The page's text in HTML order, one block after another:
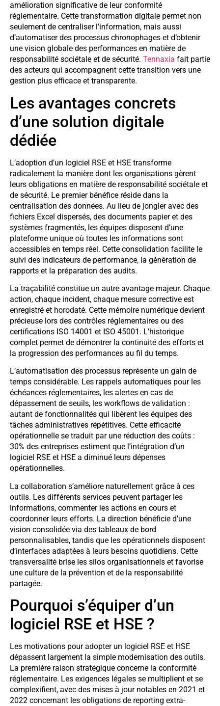
amélioration significative de leur conformité
réglementaire. Cette transformation digitale permet non
seulement de centraliser l’information, mais aussi
d’automatiser des processus chronophages et d’obtenir
une vision globale des performances en matière de
responsabilité sociétale et de sécurité. Tennaxia fait partie
des acteurs qui accompagnent cette transition vers une
gestion plus efficace et transparente.
Les avantages concrets
d’une solution digitale
dédiée
L’adoption d’un logiciel RSE et HSE transforme
radicalement la manière dont les organisations gèrent
leurs obligations en matière de responsabilité sociétale et
de sécurité. Le premier bénéfice réside dans la
centralisation des données. Au lieu de jongler avec des
fichiers Excel dispersés, des documents papier et des
systèmes fragmentés, les équipes disposent d’une
plateforme unique où toutes les informations sont
accessibles en temps réel. Cette consolidation facilite le
suivi des indicateurs de performance, la génération de
rapports et la préparation des audits.
La traçabilité constitue un autre avantage majeur. Chaque
action, chaque incident, chaque mesure corrective est
enregistré et horodaté. Cette mémoire numérique devient
précieuse lors des contrôles réglementaires ou des
certifications ISO 14001 et ISO 45001. L’historique
complet permet de démontrer la continuité des efforts et
la progression des performances au fil du temps.
L’automatisation des processus représente un gain de
temps considérable. Les rappels automatiques pour les
échéances réglementaires, les alertes en cas de
dépassement de seuils, les workflows de validation :
autant de fonctionnalités qui libèrent les équipes des
tâches administratives répétitives. Cette efficacité
opérationnelle se traduit par une réduction des coûts :
30% des entreprises estiment que l’intégration d’un
logiciel RSE et HSE a diminué leurs dépenses
opérationnelles.
La collaboration s’améliore naturellement grâce à ces
outils. Les différents services peuvent partager les
informations, commenter les actions en cours et
coordonner leurs efforts. La direction bénéficie d’une
vision consolidée via des tableaux de bord
personnalisables, tandis que les opérationnels disposent
d’interfaces adaptées à leurs besoins quotidiens. Cette
transversalité brise les silos organisationnels et favorise
une culture de la prévention et de la responsabilité
partagée.
Pourquoi s’équiper d’un
logiciel RSE et HSE ?
Les motivations pour adopter un logiciel RSE et HSE
dépassent largement la simple modernisation des outils.
La première raison stratégique concerne la conformité
réglementaire. Les exigences légales se multiplient et se
complexifient, avec des mises à jour notables en 2021 et
2022 concernant les obligations de reporting extra-